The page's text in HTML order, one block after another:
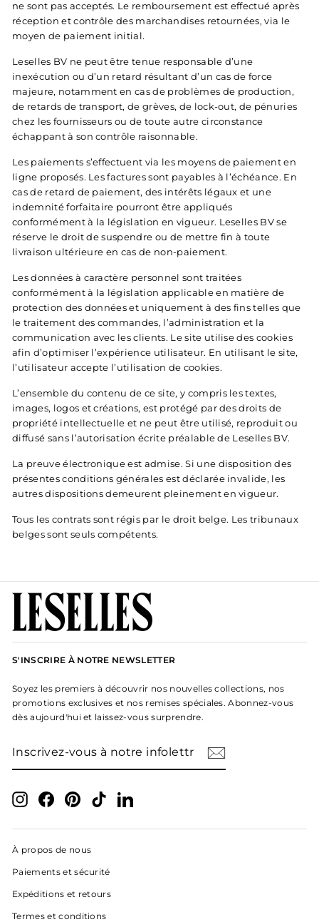
ne sont pas acceptés. Le remboursement est effectué après
réception et contrôle des marchandises retournées, via le
moyen de paiement initial.
Leselles BV ne peut être tenue responsable d’une
inexécution ou d’un retard résultant d’un cas de force
majeure, notamment en cas de problèmes de production,
de retards de transport, de grèves, de lock-out, de pénuries
chez les fournisseurs ou de toute autre circonstance
échappant à son contrôle raisonnable.
Les paiements s’effectuent via les moyens de paiement en
ligne proposés. Les factures sont payables à l’échéance. En
cas de retard de paiement, des intérêts légaux et une
indemnité forfaitaire pourront être appliqués
conformément à la législation en vigueur. Leselles BV se
réserve le droit de suspendre ou de mettre fin à toute
livraison ultérieure en cas de non-paiement.
Les données à caractère personnel sont traitées
conformément à la législation applicable en matière de
protection des données et uniquement à des fins telles que
le traitement des commandes, l’administration et la
communication avec les clients. Le site utilise des cookies
afin d’optimiser l’expérience utilisateur. En utilisant le site,
l’utilisateur accepte l’utilisation de cookies.
L’ensemble du contenu de ce site, y compris les textes,
images, logos et créations, est protégé par des droits de
propriété intellectuelle et ne peut être utilisé, reproduit ou
diffusé sans l’autorisation écrite préalable de Leselles BV.
La preuve électronique est admise. Si une disposition des
présentes conditions générales est déclarée invalide, les
autres dispositions demeurent pleinement en vigueur.
Tous les contrats sont régis par le droit belge. Les tribunaux
belges sont seuls compétents.
S'INSCRIRE À NOTRE NEWSLETTER
Soyez les premiers à découvrir nos nouvelles collections, nos
promotions exclusives et nos remises spéciales. Abonnez-vous
dès aujourd'hui et laissez-vous surprendre.
VOUS
InstagramFacebookPinterestTikTokLinkedIn
À propos de nous
Paiements et sécurité
Expéditions et retours
Termes et conditions